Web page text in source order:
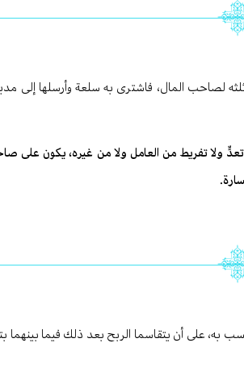
لصاحب المال، فاشترى به سلعة وأرسلها إلى
ولا تفريط من العامل ولا من غيره، يكون على
على أن يتقاسما الربح بعد ذلك فيما بينهما